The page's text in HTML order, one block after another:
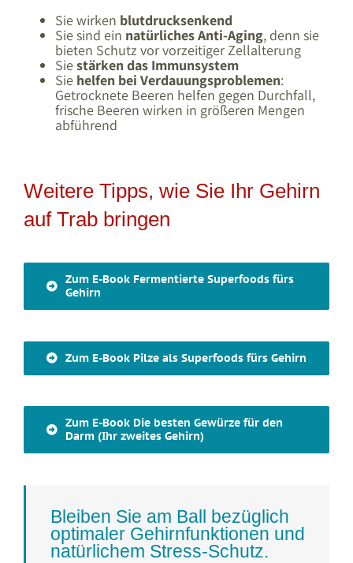
Sie wirken blutdrucksenkend
Sie sind ein natürliches Anti-Aging, denn sie
bieten Schutz vor vorzeitiger Zellalterung
Siestärken das Immunsystem
Sie helfen bei Verdauungsproblemen:
Getrocknete Beeren helfen gegen Durchfall,
frische Beeren wirken in größeren Mengen
abführend
Weitere Tipps, wie Sie Ihr Gehirn
auf Trab bringen
Zum E-Book Fermentierte Superfoods fürs
Gehirn
Zum E-Book Pilze als Superfoods fürs Gehirn
Zum E-Book Die besten Gewürze für den
Darm (Ihr zweites Gehirn)
Bleiben Sie am Ball bezüglich
optimaler Gehirnfunktionen und
natürlichem Stress-Schutz.